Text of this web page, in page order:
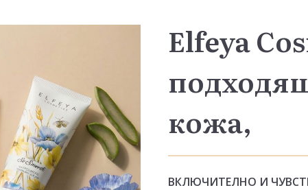
Elfeya
кожа,
ВКЛЮЧИТЕЛНО И